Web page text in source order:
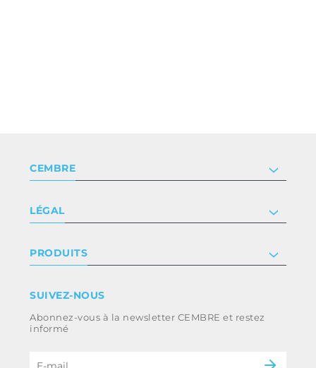
CEMBRE
Société
Certificat
Nous rejoindre
LÉGAL
Termes et conditions
Whistleblowing
Code d’éthique et politique anti-corruption
du groupe
PRODUITS
Énergie
B2B Disclaimer
SUIVEZ-NOUS
Abonnez-vous à la newsletter CEMBRE et restez
informé